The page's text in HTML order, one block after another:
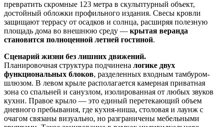
превратить скромные 123 метра в скульптурный объект,
достойный обложки профильного издания. Свесы кровли
защищают террасу от осадков и солнца, расширяя полезную
площадь дома во внешнюю среду — крытая веранда
становится полноценной летней гостиной.
Сценарий жизни без лишних движений.
Планировочная структура подчинена логике двух
функциональных блоков, разделенных входным тамбуром-
шлюзом. В левом крыле располагается камерная приватная
зона со спальней и санузлом, изолированная от любых звуков
кухни. Правое крыло — это единый перетекающий объем
дневного пребывания, где кухня-ниша, столовая и лаунж с
очагом связаны визуально, но разграничены мебельными